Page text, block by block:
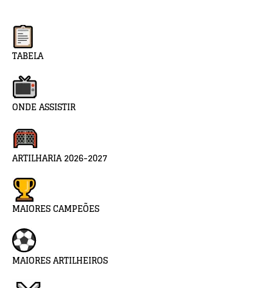
TABELA
ONDE ASSISTIR
ARTILHARIA 2026-2027
MAIORES CAMPEÕES
MAIORES ARTILHEIROS